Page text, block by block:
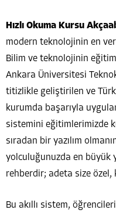
Hızlı Okuma Kursu
modern teknolojinin en
Bilim ve teknolojinin
Ankara Üniversitesi
titizlikle geliştirilen ve
kurumda başarıyla
sistemini eğitimlerimizde
sıradan bir yazılım
yolculuğunuzda en büyük
rehberdir; adeta size
Bu akıllı sistem,